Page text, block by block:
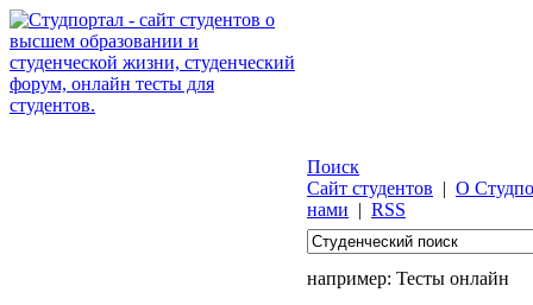
Поиск
Сайт студентов | О
нами | RSS
например: Тесты онлайн